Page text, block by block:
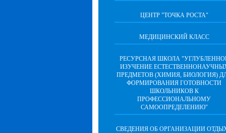
ЦЕНТР "ТОЧКА РОСТА"
МЕДИЦИНСКИЙ КЛАСС
РЕСУРСНАЯ ШКОЛА
ИЗУЧЕНИЕ
ПРЕДМЕТОВ (ХИМИЯ, БИОЛОГИЯ)
ФОРМИРОВАНИЯ ГОТОВНОСТИ
ШКОЛЬНИКОВ К
ПРОФЕССИОНАЛЬНОМУ
САМООПРЕДЕЛЕНИЮ"
СВЕДЕНИЯ ОБ ОРГАНИЗАЦИИ